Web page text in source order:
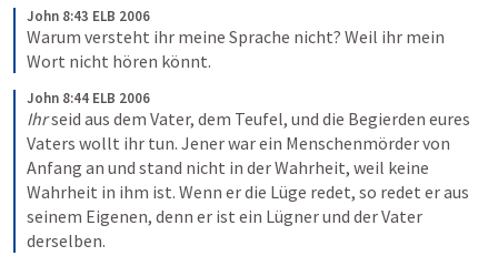
John 8:43 ELB 2006
Warum versteht ihr meine Sprache nicht? Weil ihr mein
Wort nicht hören könnt.
John 8:44 ELB 2006
Ihr seid aus dem Vater, dem Teufel, und die Begierden eures
Vaters wollt ihr tun. Jener war ein Menschenmörder von
Anfang an und stand nicht in der Wahrheit, weil keine
Wahrheit in ihm ist. Wenn er die Lüge redet, so redet er aus
seinem Eigenen, denn er ist ein Lügner und der Vater
derselben.